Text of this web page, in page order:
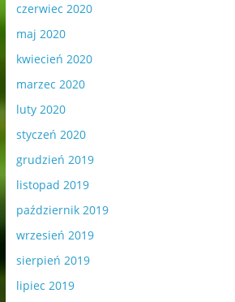
czerwiec 2020
maj 2020
kwiecień 2020
marzec 2020
luty 2020
styczeń 2020
grudzień 2019
listopad 2019
październik 2019
wrzesień 2019
sierpień 2019
lipiec 2019